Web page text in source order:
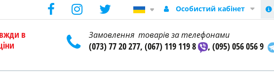
Особистий кабінет
в
Замовлення товарів за телефонами
(073) 77 20 277, (067) 119 119 8 , (095) 056 056 9